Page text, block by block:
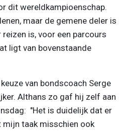
dit wereldkampioenschap.
maar de gemene deler is
is, voor een parcours
ligt van bovenstaande
van bondscoach Serge
Althans zo gaf hij zelf aan
"Het is duidelijk dat er
mijn taak misschien ook